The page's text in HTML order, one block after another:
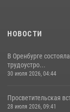
НОВОСТИ
В Оренбурге
трудоустро...
30 июля 2026, 04:44
Просветительская
28 июля 2026, 09:41